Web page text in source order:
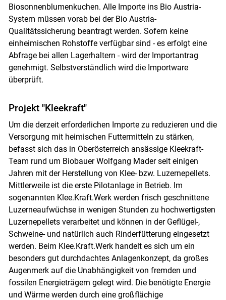
Biosonnenblumenkuchen. Alle Importe ins Bio Austria-
System müssen vorab bei der Bio Austria-
Qualitätssicherung beantragt werden. Sofern keine
einheimischen Rohstoffe verfügbar sind - es erfolgt eine
Abfrage bei allen Lagerhaltern - wird der Importantrag
genehmigt. Selbstverständlich wird die Importware
überprüft.
Projekt "Kleekraft"
Um die derzeit erforderlichen Importe zu reduzieren und die
Versorgung mit heimischen Futtermitteln zu stärken,
befasst sich das in Oberösterreich ansässige Kleekraft-
Team rund um Biobauer Wolfgang Mader seit einigen
Jahren mit der Herstellung von Klee- bzw. Luzerne­pellets.
Mittlerweile ist die erste Pilotanlage in Betrieb. Im
sogenannten Klee.Kraft.Werk werden frisch geschnittene
Luzerneaufwüchse in wenigen Stunden zu hochwertigsten
Luzernepellets verarbeitet und können in der Geflügel-,
Schweine- und natürlich auch Rinderfütterung eingesetzt
werden. Beim Klee.Kraft.Werk handelt es sich um ein
besonders gut durchdachtes Anlagenkonzept, da großes
Augenmerk auf die Unabhängigkeit von fremden und
fossilen Energieträgern gelegt wird. Die benötigte Energie
und Wärme werden durch eine großflächige